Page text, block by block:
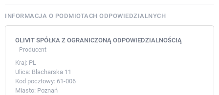
INFORMACJA O PODMIOTACH ODPOWIEDZIALNYCH
OLIVIT SPÓŁKA Z OGRANICZONĄ ODPOWIEDZIALNOŚCIĄ
Producent
Kraj: PL
Ulica: Blacharska 11
Kod pocztowy: 61-006
Miasto: Poznań